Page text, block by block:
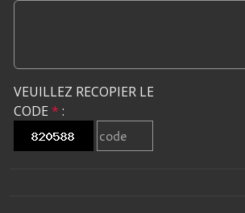
VEUILLEZ RECOPIER LE
CODE * :